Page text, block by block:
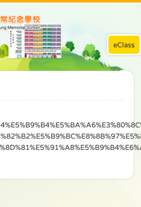
eClass